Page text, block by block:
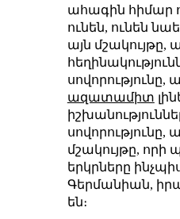
ահագին հիմար
ունեն, ունեն
այն մշակույթը,
սովորությունը,
ազատամիտ
սովորությունը,
մշակույթը,
երկրները
Գերմանիան,
են։